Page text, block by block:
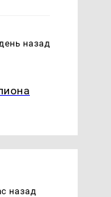
назад
назад